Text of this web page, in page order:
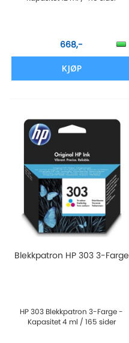
668,-
KJØP
Blekkpatron HP 303 3-Farge
HP 303 Blekkpatron 3-Farge -
Kapasitet 4 ml / 165 sider